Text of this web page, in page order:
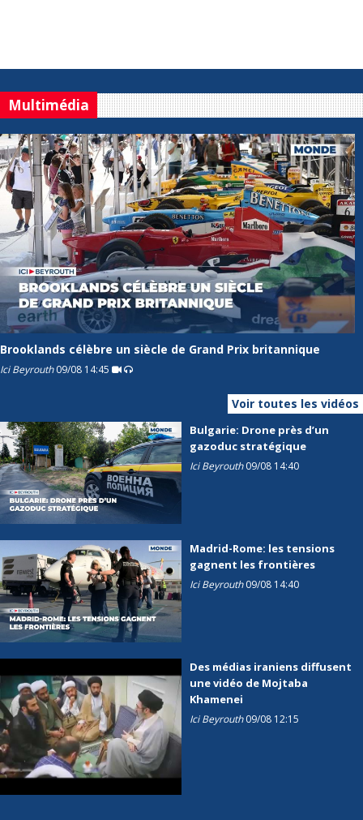
Multimédia
Brooklands célèbre un siècle de Grand Prix britannique
Ici Beyrouth09/08 14:45
Voir toutes les vidéos
Bulgarie: Drone près d’un
gazoduc stratégique
Ici Beyrouth09/08 14:40
Madrid-Rome: les tensions
gagnent les frontières
Ici Beyrouth09/08 14:40
Des médias iraniens diffusent
une vidéo de Mojtaba
Khamenei
Ici Beyrouth09/08 12:15